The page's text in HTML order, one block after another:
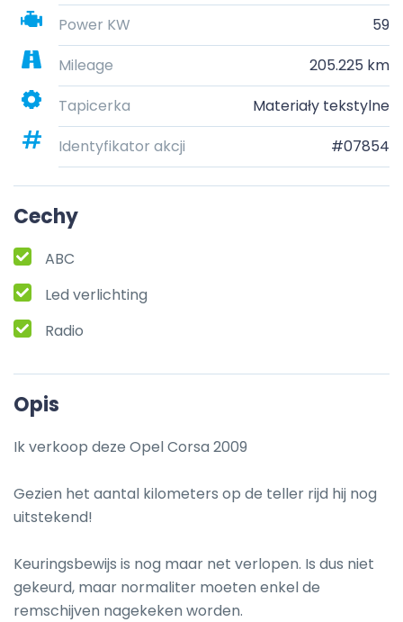
Power KW
59
Mileage
205.225 km
Tapicerka
Materiały tekstylne
Identyfikator akcji
#07854
Cechy
ABC
Led verlichting
Radio
Opis
Ik verkoop deze Opel Corsa 2009
Gezien het aantal kilometers op de teller rijd hij nog
uitstekend!
Keuringsbewijs is nog maar net verlopen. Is dus niet
gekeurd, maar normaliter moeten enkel de
remschijven nagekeken worden.